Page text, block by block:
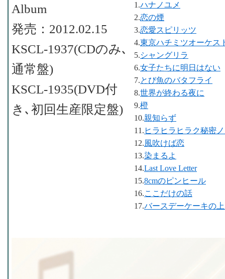
1.ハナノユメ
2.恋の煙
3.恋愛スピリッツ
4.東京ハチミツオーケス
5.シャングリラ
6.女子たちに明日はない
7.とび魚のバタフライ
8.世界が終わる夜に
9.橙
10.親知らず
11. ヒラヒラヒラク秘密
12.風吹けば恋
13.染まるよ
14.Last Love Letter
15.8cmのピンヒール
16.ここだけの話
17.バースデーケーキの
Album
発売：2012.02.15
KSCL-1937(CDのみ､
通常盤)
KSCL-1935(DVD付
き､初回生産限定盤)